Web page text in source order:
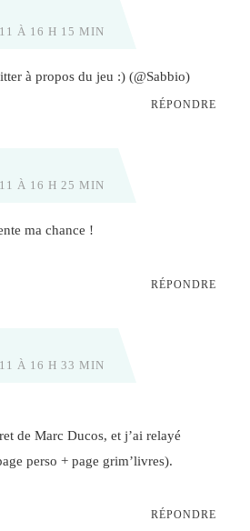
À 16 H 15 MIN
à propos du jeu :) (@Sabbio)
RÉPONDRE
À 16 H 25 MIN
ma chance !
RÉPONDRE
À 16 H 33 MIN
de Marc Ducos, et j’ai relayé
perso + page grim’livres).
RÉPONDRE